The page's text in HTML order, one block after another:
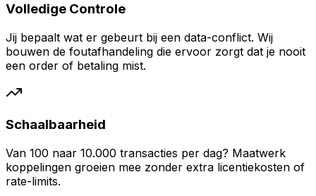
Volledige Controle
Jij bepaalt wat er gebeurt bij een data-conflict. Wij
bouwen de foutafhandeling die ervoor zorgt dat je nooit
een order of betaling mist.
Schaalbaarheid
Van 100 naar 10.000 transacties per dag? Maatwerk
koppelingen groeien mee zonder extra licentiekosten of
rate-limits.